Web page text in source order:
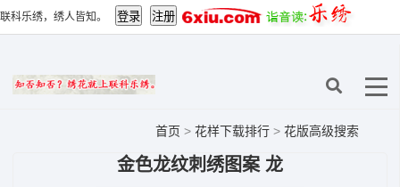
联科乐绣，绣人皆知。
首页 > 花样下载排行 > 花版高级搜索
金色龙纹刺绣图案 龙